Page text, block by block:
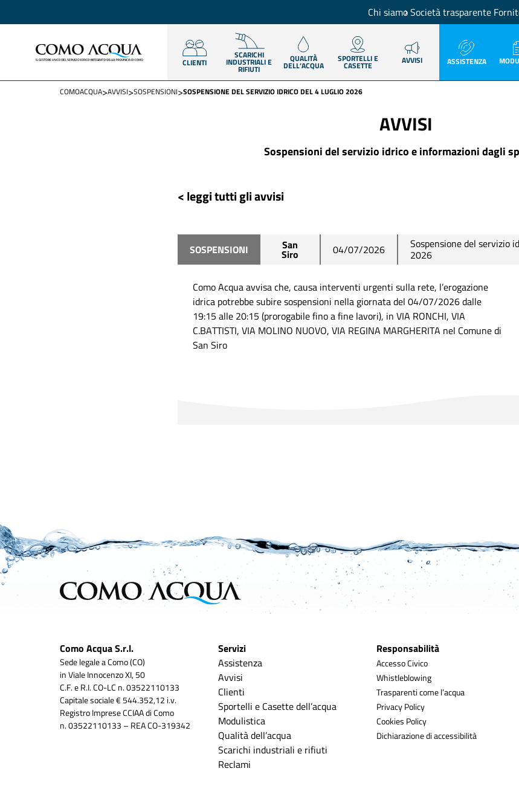
Chi siamoSocietà trasparente
CLIENTI
SCARICHI
INDUSTRIALI E
RIFIUTI
QUALITÀ
DELL’ACQUA
SPORTELLI E
CASETTE AVVISI ASSISTENZA
COMOACQUA>AVVISI>SOSPENSIONI>SOSPENSIONE DEL SERVIZIO IDRICO DEL 4 LUGLIO 2026
AVVISI
Sospensioni del servizio idrico e informazioni dagli
< leggi tutti gli avvisi
SOSPENSIONI San
Siro 04/07/2026 Sospensione del servizio
2026
Como Acqua avvisa che, causa interventi urgenti sulla rete, l’erogazione
idrica potrebbe subire sospensioni nella giornata del 04/07/2026 dalle
19:15 alle 20:15 (prorogabile fino a fine lavori), in VIA RONCHI, VIA
C.BATTISTI, VIA MOLINO NUOVO, VIA REGINA MARGHERITA nel Comune di
San Siro
Como Acqua S.r.l.
Sede legale a Como (CO)
in Viale Innocenzo XI, 50
C.F. e R.I. CO-LC n. 03522110133
Capitale sociale € 544.352,12 i.v.
Registro Imprese CCIAA di Como
n. 03522110133 – REA CO-319342
Servizi
Assistenza
Avvisi
Clienti
Sportelli e Casette dell’acqua
Modulistica
Qualità dell’acqua
Scarichi industriali e rifiuti
Reclami
Responsabilità
Accesso Civico
Whistleblowing
Trasparenti come l’acqua
Privacy Policy
Cookies Policy
Dichiarazione di accessibilità